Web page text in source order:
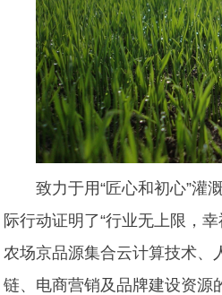
致力于用“匠心和初心”灌
际行动证明了“行业无上限，
农场京品源集合云计算技术、
链、电商营销及品牌建设资源